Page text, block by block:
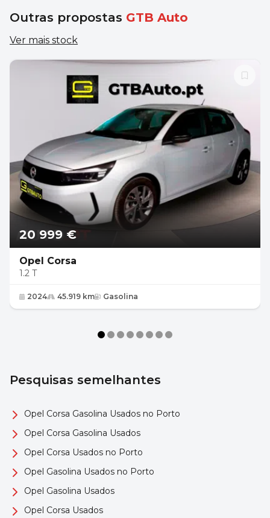
Outras propostas GTB Auto
Ver mais stock
20 999 €
Opel Corsa
1.2 T
2024 45.919 km Gasolina
Pesquisas semelhantes
Opel Corsa Gasolina Usados no Porto
Opel Corsa Gasolina Usados
Opel Corsa Usados no Porto
Opel Gasolina Usados no Porto
Opel Gasolina Usados
Opel Corsa Usados